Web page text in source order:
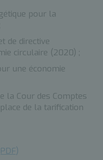
pour la
de directive
circulaire (2020) ;
une économie
la Cour des Comptes
de la tarification